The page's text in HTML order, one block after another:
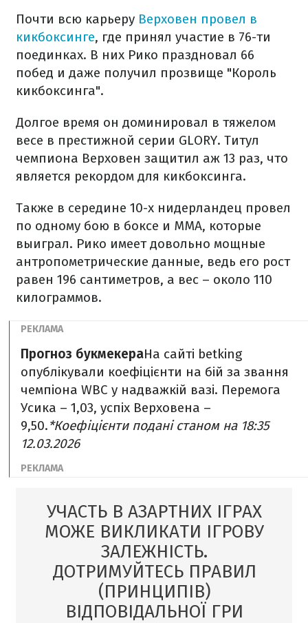
Почти всю карьеру Верховен провел в
кикбоксинге, где принял участие в 76-ти
поединках. В них Рико праздновал 66
побед и даже получил прозвище "Король
кикбоксинга".
Долгое время он доминировал в тяжелом
весе в престижной серии GLORY. Титул
чемпиона Верховен защитил аж 13 раз, что
является рекордом для кикбоксинга.
Также в середине 10-х нидерландец провел
по одному бою в боксе и ММА, которые
выиграл. Рико имеет довольно мощные
антропометрические данные, ведь его рост
равен 196 сантиметров, а вес – около 110
килограммов.
Прогноз букмекераНа сайті betking
опублікували коефіцієнти на бій за звання
чемпіона WBC у надважкій вазі. Перемога
Усика – 1,03, успіх Верховена –
9,50.*Коефіцієнти подані станом на 18:35
12.03.2026
УЧАСТЬ В АЗАРТНИХ ІГРАХ
МОЖЕ ВИКЛИКАТИ ІГРОВУ
ЗАЛЕЖНІСТЬ.
ДОТРИМУЙТЕСЬ ПРАВИЛ
(ПРИНЦИПІВ)
ВІДПОВІДАЛЬНОЇ ГРИ